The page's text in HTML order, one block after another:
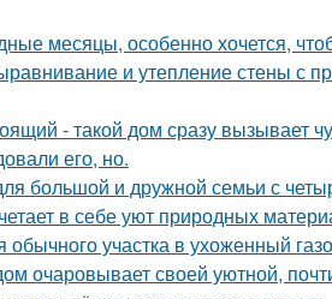
месяцы, особенно хочется,
и утепление стены с
- такой дом сразу вызывает
его, но.
большой и дружной семьи с
в себе уют природных
участка в ухоженный
очаровывает своей уютной,